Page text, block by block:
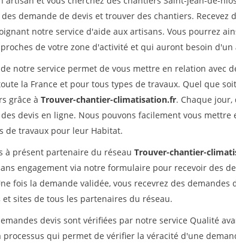
demande de devis et trouver des chantiers. Recevez
notre service d'aide aux artisans. Vous pourrez
de votre zone d'activité et qui auront besoin
notre service permet de vous mettre en relation avec
la France et pour tous types de travaux. Quel que
grâce à Trouver-chantier-climatisation.fr. Chaque
devis en ligne. Nous pouvons facilement vous
de travaux pour leur Habitat.
à présent partenaire du réseau Trouver-chantier-
engagement via notre formulaire pour recevoir des
fois la demande validée, vous recevrez des demandes
sites de tous les partenaires du réseau.
devis sont vérifiées par notre service Qualité
processus qui permet de vérifier la véracité d'une